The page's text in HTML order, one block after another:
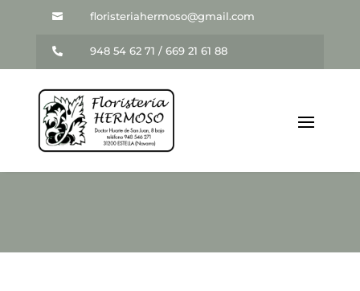
 floristeriahermoso@gmail.com
 948 54 62 71 / 669 21 61 88